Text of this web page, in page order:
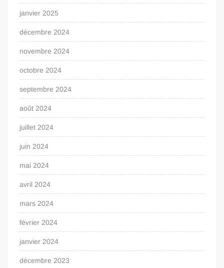
janvier 2025
décembre 2024
novembre 2024
octobre 2024
septembre 2024
août 2024
juillet 2024
juin 2024
mai 2024
avril 2024
mars 2024
février 2024
janvier 2024
décembre 2023